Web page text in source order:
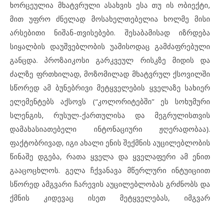
ხორცეულია მხატვრული ასახვის ესა თუ ის ობიექტი,
მით უფრო ძნელად მოსახელთებელია ხოლმე მისი
არსებითი ნიშან-თვისებები. შესაბამისად იზრდება
სიყალბის დაუშვებლობის უამისოდაც გამძაფრებული
განცდა. პროზაიკოსი გარკვეულ რისკზე მიდის და
ძალზე ფრთხილად, მოზომილად მხატვრულ ქსოვილში
სწორედ ამ ბუნებრივი მეტყველების ყველაზე სახიერ
ელემენტებს აქსოვს (“კოლორიტებში” ეს სოხუმური
სლენგის, რუსულ-ქართულისა და მეგრულისთვის
დამახასიათებელი ინტონაციური ჟღერადობაა).
ფაქტობრივად, იგი ახალი ენის შექმნის აუცილებლობის
წინაშე დგება, რათა ყველა და ყველაფერი ამ ენით
გააცოცხლოს. გელა ჩქვანავა მწერლური ინტუიციით
სწორედ ამგვარი ჩარევის აუცილებლობას გრძნობს და
ქმნის კიდევაც ისეთ მეტყველებას, იმგვარ